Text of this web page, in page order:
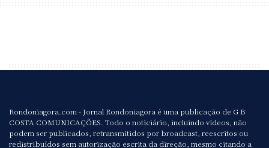
Rondoniagora.com - Jornal Rondoniagora é uma publicação de G B
COSTA COMUNICAÇÕES. Todo o noticiário, incluindo vídeos, não
podem ser publicados, retransmitidos por broadcast, reescritos ou
redistribuídos sem autorização escrita da direção, mesmo citando a